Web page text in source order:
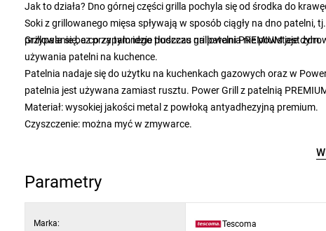
Jak to działa? Dno górnej części grilla pochyla się od środka do
Soki z grillowanego mięsa spływają w sposób ciągły na dno
przypala się, a co za tym idzie podczas grillowania nie powstaje dym.
Grillowanie bez przypalonego tłuszczu na patelni PREMIUM jest
używania patelni na kuchence.
Patelnia nadaje się do użytku na kuchenkach gazowych oraz w
patelnia jest używana zamiast rusztu. Power Grill z patelnią
Materiał: wysokiej jakości metal z powłoką antyadhezyjną premium.
Czyszczenie: można myć w zmywarce.
Parametry
Marka: Tescoma